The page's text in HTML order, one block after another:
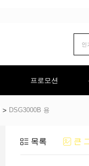
프로모션
DSG3000B 용
목록 큰